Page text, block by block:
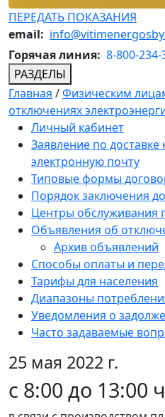
ПЕРЕДАТЬ ПОКАЗАНИЯ
email:
Горячая линия: 8-800-234-
РАЗДЕЛЫ
Главная /Физическим
отключениях
Личный кабинет
Заявление по доставке
электронную почту
Типовые формы
Порядок заключения
Центры обслуживания
Объявления об
Архив объявлений
Способы оплаты и
Тарифы для населения
Диапазоны
Уведомления о
Часто задаваемые
25 мая 2022 г.
с 8:00 до 13:00